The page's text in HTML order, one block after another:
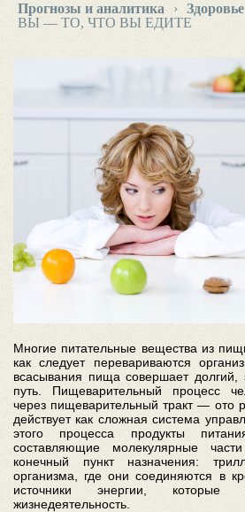
Прогнозы и аналитика › Здоровье
ВЫ — ТО, ЧТО ВЫ ЕДИТЕ
Многие питательные вещества из
как следует перевариваются
всасывания пища совершает долгий,
путь. Пищеварительный процесс
через пищеварительный тракт — ото
действует как сложная система
этого процесса продукты
составляющие молекулярные
конечный пункт назначения:
организма, где они соединяются в
источники энергии, которые
жизнедеятельность.